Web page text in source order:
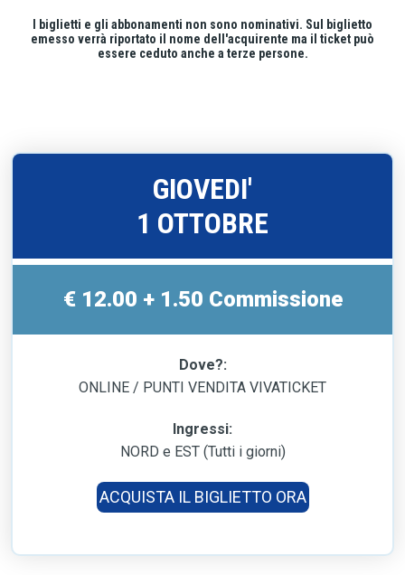
I biglietti e gli abbonamenti non sono nominativi. Sul biglietto
emesso verrà riportato il nome dell'acquirente ma il ticket può
essere ceduto anche a terze persone.
GIOVEDI'
1 OTTOBRE
€ 12.00 + 1.50 Commissione
Dove?:
ONLINE / PUNTI VENDITA VIVATICKET
Ingressi:
NORD e EST (Tutti i giorni)
ACQUISTA IL BIGLIETTO ORA